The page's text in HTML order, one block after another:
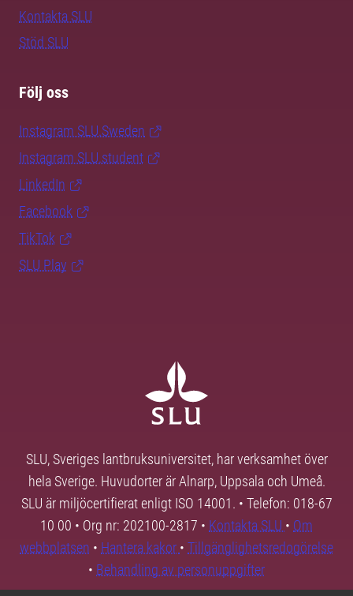
Kontakta SLU
Stöd SLU
Följ oss
Instagram SLU.Sweden
Instagram SLU.student
LinkedIn
Facebook
TikTok
SLU Play
SLU, Sveriges lantbruksuniversitet, har verksamhet över
hela Sverige. Huvudorter är Alnarp, Uppsala och Umeå.
SLU är miljöcertifierat enligt ISO 14001. • Telefon: 018-67
10 00 • Org nr: 202100-2817 • Kontakta SLU • Om
webbplatsen • Hantera kakor • Tillgänglighetsredogörelse
• Behandling av personuppgifter